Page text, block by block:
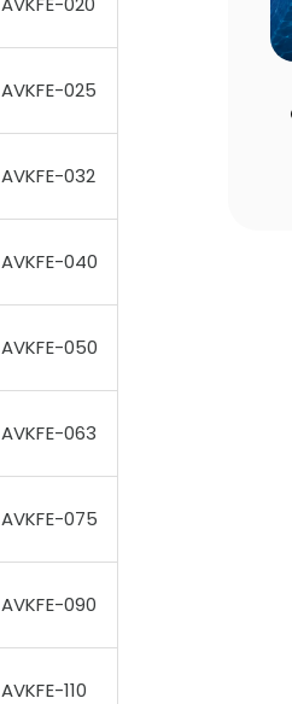
AVKFE-025
AVKFE-032
AVKFE-040
AVKFE-050
AVKFE-063
AVKFE-075
AVKFE-090
AVKFE-110
Açılışı Rehberi: Yaz
Adım